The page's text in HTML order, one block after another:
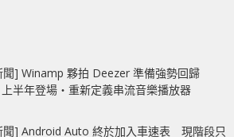
聞] Winamp 夥拍 Deezer 準備強勢回歸
半年登場‧重新定義串流音樂播放器
聞] Android Auto 終於加入車速表 現階段只